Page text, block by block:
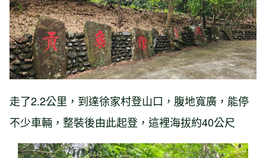
走了2.2公里，到達徐家村登山口，腹地寬廣，能停
不少車輛，整裝後由此起登，這裡海拔約40公尺